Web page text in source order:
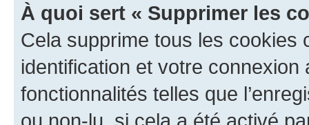
À quoi sert « Supprimer les
Cela supprime tous les cookies
identification et votre
fonctionnalités telles que
ou non-lu, si cela a été activé